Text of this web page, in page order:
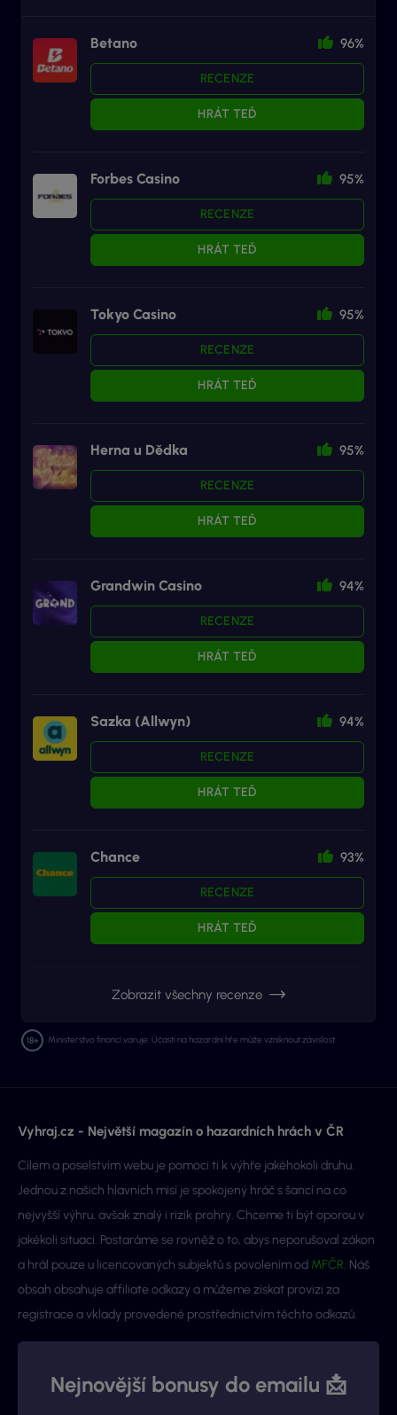
Betano 96%
RECENZE
HRÁT TEĎ
Forbes Casino 95%
RECENZE
HRÁT TEĎ
Tokyo Casino 95%
RECENZE
HRÁT TEĎ
Herna u Dědka 95%
RECENZE
HRÁT TEĎ
Grandwin Casino 94%
RECENZE
HRÁT TEĎ
Sazka (Allwyn) 94%
RECENZE
HRÁT TEĎ
Chance 93%
RECENZE
HRÁT TEĎ
Zobrazit všechny recenze
Ministerstvo financí varuje: Účastí na hazardní hře může vzniknout závislost.
Vyhraj.cz - Největší magazín o hazardních hrách v ČR
Cílem a poselstvím webu je pomoci ti k výhře jakéhokoli druhu.
Jednou z našich hlavních misí je spokojený hráč s šancí na co
nejvyšší výhru, avšak znalý i rizik prohry. Chceme ti být oporou v
jakékoli situaci. Postaráme se rovněž o to, abys neporušoval zákon
a hrál pouze u licencovaných subjektů s povolením od MFČR. Náš
obsah obsahuje affiliate odkazy a můžeme získat provizi za
registrace a vklady provedené prostřednictvím těchto odkazů.
Nejnovější bonusy do emailu 📩